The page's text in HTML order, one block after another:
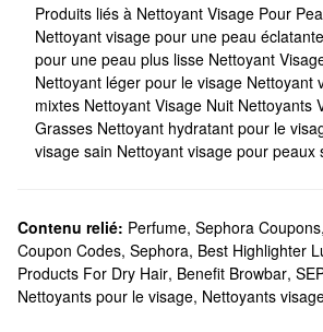
Produits liés à Nettoyant Visage Pour
Nettoyant visage pour une peau éclatante
pour une peau plus lisse Nettoyant
Nettoyant léger pour le visage Nettoyant
mixtes Nettoyant Visage Nuit Nettoyants
Grasses Nettoyant hydratant pour le
visage sain Nettoyant visage pour peaux
Contenu relié: Perfume, Sephora
Coupon Codes, Sephora, Best Highlighter
Products For Dry Hair, Benefit Browbar,
Nettoyants pour le visage, Nettoyants